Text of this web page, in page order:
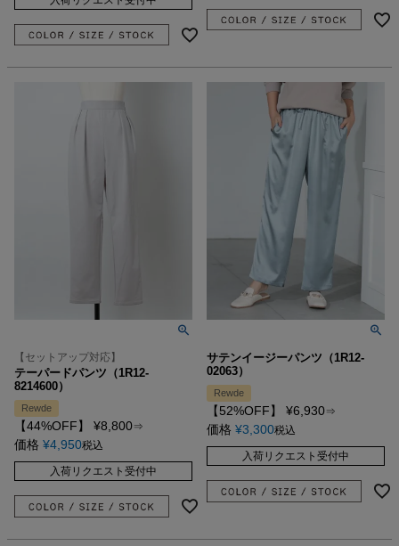
【セットアップ対応】
テーパードパンツ（1R12-
8214600）
Rewde
【44%OFF】 ¥8,800⇒
価格 ¥4,950税込
入荷リクエスト受付中
サテンイージーパンツ（1R12-
02063）
Rewde
【52%OFF】 ¥6,930⇒
価格 ¥3,300税込
入荷リクエスト受付中